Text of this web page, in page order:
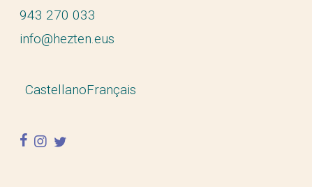
943 270 033
info@hezten.eus
CastellanoFrançais
facebook
instagram
twitter